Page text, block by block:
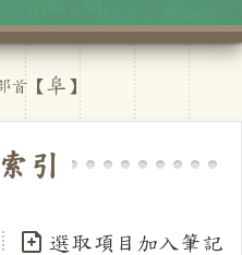
首【阜 】
引
選取項目加入筆記